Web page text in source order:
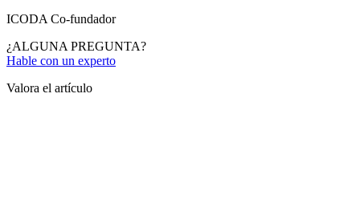
ICODA Co-fundador
¿ALGUNA PREGUNTA?
Hable con un experto
Valora el artículo